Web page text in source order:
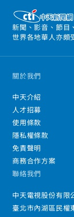
新聞、影音、節目
世界各地華人亦頗
關於我們
中天介紹
人才招募
使用條款
隱私權條款
免責聲明
商務合作方案
聯絡我們
中天電視股份有限
臺北市內湖區民權